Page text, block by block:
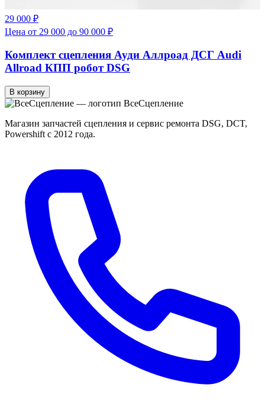
29 000 ₽
Цена от 29 000 до 90 000 ₽
Комплект сцепления Ауди Аллроад ДСГ Audi
Allroad КПП робот DSG
В корзину
ВсеСцепление
Магазин запчастей сцепления и сервис ремонта DSG, DCT,
Powershift с 2012 года.